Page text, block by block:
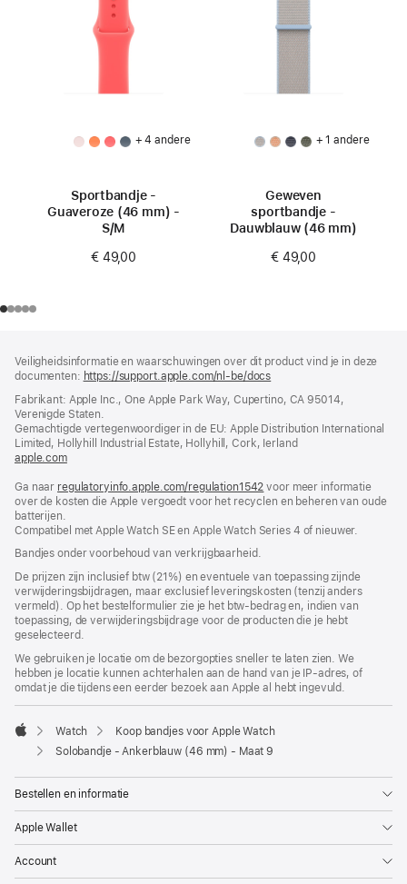
+ 4 andere
Sportbandje -
Guaveroze (46 mm) -
S/M
€ 49,00
+ 1 andere
Geweven
sportbandje -
Dauwblauw (46 mm)
€ 49,00
Veiligheidsinformatie en waarschuwingen over dit product vind je in deze
documenten: https://support.apple.com/nl-be/docs
nieuw
geopend)
Fabrikant: Apple Inc., One Apple Park Way, Cupertino, CA 95014,
Verenigde Staten.
Gemachtigde vertegenwoordiger in de EU: Apple Distribution International
Limited, Hollyhill Industrial Estate, Hollyhill, Cork, Ierland
apple.com(wordt
nieuw
venster
Ga naar regulatoryinfo.apple.com/regulation1542 (wordt
in
venster
voor meer informatie
over de kosten die Apple vergoedt voor het recyclen en beheren van oude
batterijen.
Compatibel met Apple Watch SE en Apple Watch Series 4 of nieuwer.
Bandjes onder voorbehoud van verkrijgbaarheid.
De prijzen zijn inclusief btw (21%) en eventuele van toepassing zijnde
verwijderingsbijdragen, maar exclusief leveringskosten (tenzij anders
vermeld). Op het bestelformulier zie je het btw-bedrag en, indien van
toepassing, de verwijderingsbijdrage voor de producten die je hebt
geselecteerd.
We gebruiken je locatie om de bezorgopties sneller te laten zien. We
hebben je locatie kunnen achterhalen aan de hand van je IP-adres, of
omdat je die tijdens een eerder bezoek aan Apple al hebt ingevuld.
Apple
Watch
Koop bandjes voor Apple Watch
Solobandje - Ankerblauw (46 mm) - Maat 9
Bestellen en informatie
Apple Wallet
Account